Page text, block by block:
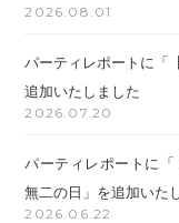
2026.08.01
パーティレポートに「
追加いたしました
2026.07.20
パーティレポートに
無二の日」を追加いた
2026.06.22